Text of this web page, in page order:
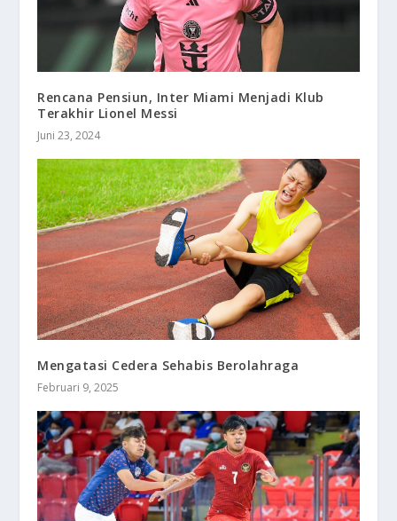
Rencana Pensiun, Inter Miami Menjadi Klub
Terakhir Lionel Messi
Juni 23, 2024
Mengatasi Cedera Sehabis Berolahraga
Februari 9, 2025